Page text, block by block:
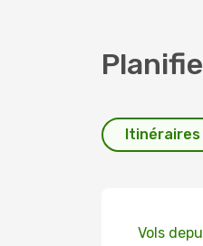
Itinéraires
Vols